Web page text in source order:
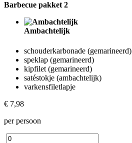
Barbecue pakket 2
Ambachtelijk
schouderkarbonade (gemarineerd)
speklap (gemarineerd)
kipfilet (gemarineerd)
satéstokje (ambachtelijk)
varkensfiletlapje
€ 7,98
per persoon